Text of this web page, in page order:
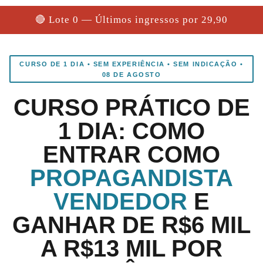
🔴 Lote 0 — Últimos ingressos por 29,90
CURSO DE 1 DIA • SEM EXPERIÊNCIA • SEM INDICAÇÃO •
08 DE AGOSTO
CURSO PRÁTICO DE
1 DIA: COMO
ENTRAR COMO
PROPAGANDISTA
VENDEDOR E
GANHAR DE R$6 MIL
A R$13 MIL POR